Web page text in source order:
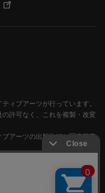
ィブアーツが行っています。
許可なく、これを複製・改変
アーツの出版物ほか写真等著